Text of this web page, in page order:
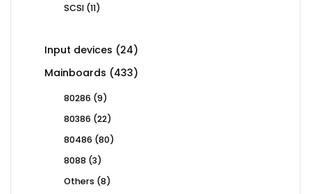
SCSI 1111
Input devices 2424
Mainboards 433433
80286 99
80386 2222
80486 8080
8088 33
Others 88